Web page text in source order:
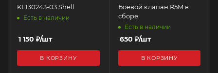
KL130243-03 Shell
Есть в наличии
1 150 ₽/шт
В КОРЗИНУ
Боевой клапан R5M в
сборе
Есть в наличии
650 ₽/шт
В КОРЗИНУ